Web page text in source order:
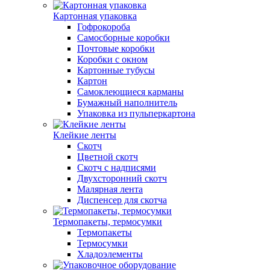
Картонная упаковка
Гофрокороба
Самосборные коробки
Почтовые коробки
Коробки с окном
Картонные тубусы
Картон
Самоклеющиеся карманы
Бумажный наполнитель
Упаковка из пульперкартона
Клейкие ленты
Скотч
Цветной скотч
Скотч с надписями
Двухсторонний скотч
Малярная лента
Диспенсер для скотча
Термопакеты, термосумки
Термопакеты
Термосумки
Хладоэлементы